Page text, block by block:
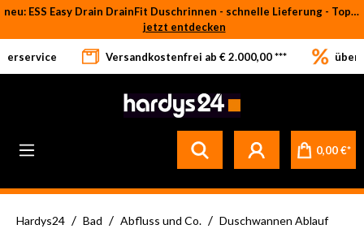
Zum Hauptinhalt springen
neu: ESS Easy Drain DrainFit Duschrinnen - schnelle Lieferung - Top-Preise
jetzt entdecken
Versandkostenfrei ab € 2.000,00 *** über
0,00 €*
Hardys24 / Bad / Abfluss und Co. / Duschwannen Ablauf